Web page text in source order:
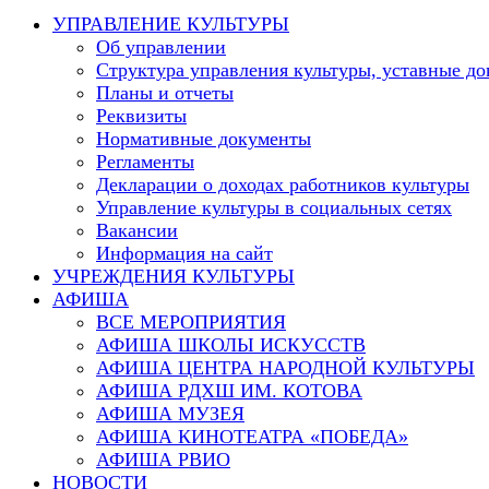
websiteУПРАВЛЕНИЕ КУЛЬТУРЫ
Об управлении
Структура управления культуры, уставные
Планы и отчеты
Реквизиты
Нормативные документы
Регламенты
Декларации о доходах работников культуры
Управление культуры в социальных сетях
Вакансии
Информация на сайт
УЧРЕЖДЕНИЯ КУЛЬТУРЫ
АФИША
ВСЕ МЕРОПРИЯТИЯ
АФИША ШКОЛЫ ИСКУССТВ
АФИША ЦЕНТРА НАРОДНОЙ КУЛЬТУРЫ
АФИША РДХШ ИМ. КОТОВА
АФИША МУЗЕЯ
АФИША КИНОТЕАТРА «ПОБЕДА»
АФИША РВИО
НОВОСТИ